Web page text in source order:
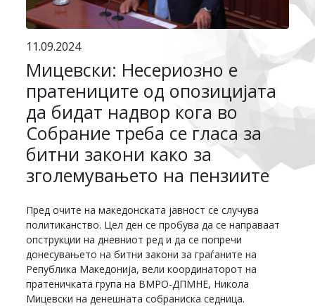
11.09.2024
Мицевски: Несериозно е
пратениците од опозицијата
да бидат надвор кога во
Собрание треба се гласа за
битни закони како за
зголемувањето на пензиите
Пред очите на македонската јавност се случува
политиканство. Цел ден се пробува да се направaат
опструкции на дневниот ред и да се попречи
донесувањето на битни закони за граѓаните на
Република Македонија, вели координаторот на
пратеничката група на ВМРО-ДПМНЕ, Никола
Мицевски на денешната собраниска седница.